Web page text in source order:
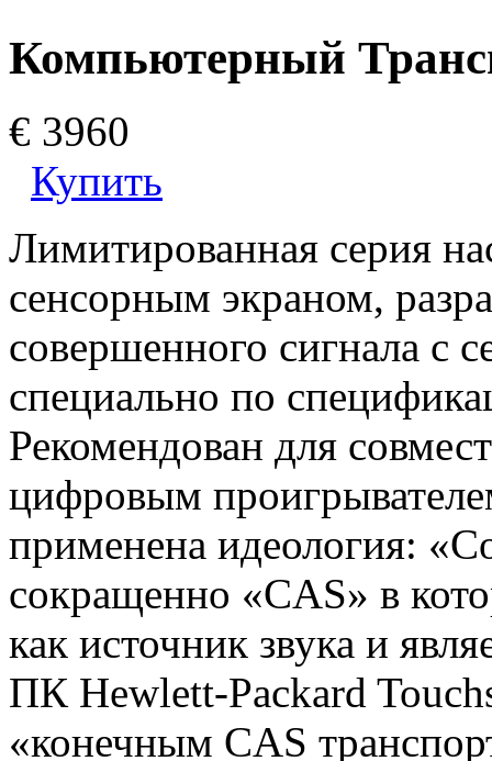
Компьютерный
€ 3960
Купить
Лимитированная серия
сенсорным экраном,
совершенного сигнала с
специально по
Рекомендован для
цифровым
применена идеология:
сокращенно «CAS» в
как источник звука и
ПК Hewlett-Packard
«конечным CAS